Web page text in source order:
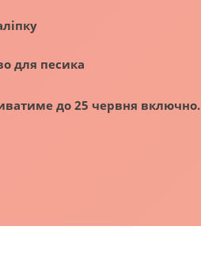
для песика
до 25 червня включно.